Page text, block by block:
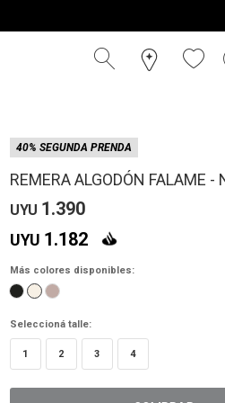
40% SEGUNDA PRENDA
REMERA ALGODÓN FALAME -
UYU 1.390
UYU 1.182
Más colores disponibles:
Seleccioná talle:
1 2 3 4